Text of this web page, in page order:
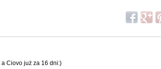
Ciovo już za 16 dni:)